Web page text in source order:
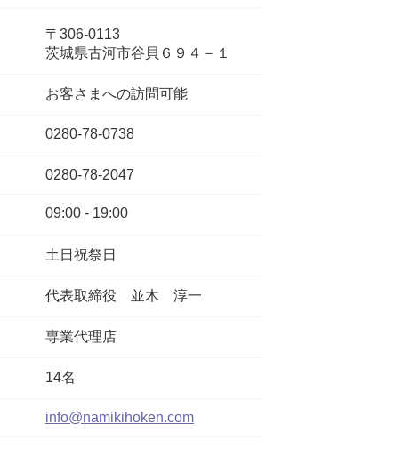
〒306-0113
茨城県古河市谷貝６９４－１
お客さまへの訪問可能
0280-78-0738
0280-78-2047
09:00 - 19:00
土日祝祭日
代表取締役 並木 淳一
専業代理店
14名
info@namikihoken.com